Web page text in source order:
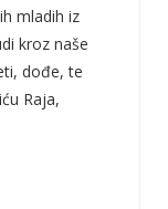
mladih iz
kroz naše
dođe, te
Raja,